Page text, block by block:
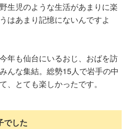
生児のような生活があまりに楽
はあまり記憶にないんですよ
年も仙台にいるおじ、おばを訪
んな集結。総勢15人で岩手の中
とても楽しかったです。
でした